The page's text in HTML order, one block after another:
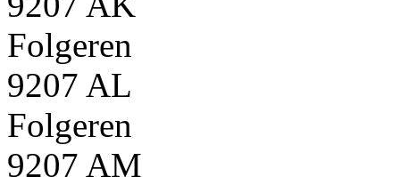
Folgeren
9207 AL
Folgeren
9207 AM